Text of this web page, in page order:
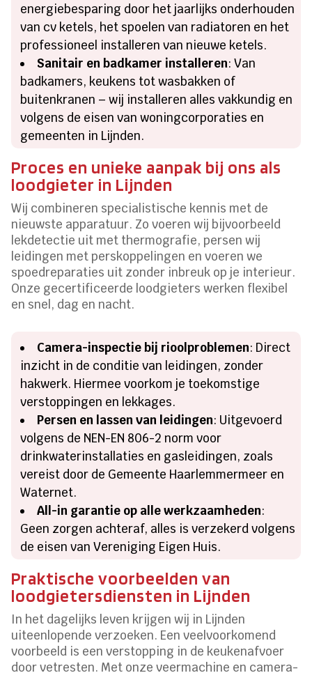
energiebesparing door het jaarlijks onderhouden
van cv ketels, het spoelen van radiatoren en het
professioneel installeren van nieuwe ketels.
Sanitair en badkamer installeren: Van
badkamers, keukens tot wasbakken of
buitenkranen – wij installeren alles vakkundig en
volgens de eisen van woningcorporaties en
gemeenten in Lijnden.
Proces en unieke aanpak bij ons als
loodgieter in Lijnden
Wij combineren specialistische kennis met de
nieuwste apparatuur. Zo voeren wij bijvoorbeeld
lekdetectie uit met thermografie, persen wij
leidingen met perskoppelingen en voeren we
spoedreparaties uit zonder inbreuk op je interieur.
Onze gecertificeerde loodgieters werken flexibel
en snel, dag en nacht.
Camera-inspectie bij rioolproblemen: Direct
inzicht in de conditie van leidingen, zonder
hakwerk. Hiermee voorkom je toekomstige
verstoppingen en lekkages.
Persen en lassen van leidingen: Uitgevoerd
volgens de NEN-EN 806-2 norm voor
drinkwaterinstallaties en gasleidingen, zoals
vereist door de Gemeente Haarlemmermeer en
Waternet.
All-in garantie op alle werkzaamheden:
Geen zorgen achteraf, alles is verzekerd volgens
de eisen van Vereniging Eigen Huis.
Praktische voorbeelden van
loodgietersdiensten in Lijnden
In het dagelijks leven krijgen wij in Lijnden
uiteenlopende verzoeken. Een veelvoorkomend
voorbeeld is een verstopping in de keukenafvoer
door vetresten. Met onze veermachine en camera-